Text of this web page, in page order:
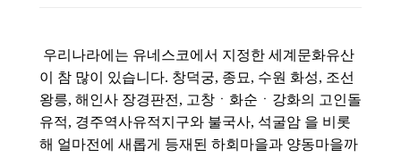
우리나라에는 유네스코에서 지정한 세계문화유산
이 참 많이 있습니다. 창덕궁, 종묘, 수원 화성, 조선
왕릉, 해인사 장경판전, 고창ㆍ화순ㆍ강화의 고인돌
유적, 경주역사유적지구와 불국사, 석굴암 을 비롯
해 얼마전에 새롭게 등재된 하회마을과 양동마을까